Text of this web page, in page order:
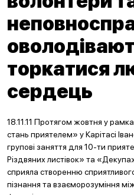
торкатися
сердець
18.11.11 Протягом жовтня у
стань приятелем» у Карітасі
групові заняття для 10-ти
Різдвяних листівок» та
сприяла створенню
пізнання та взаєморозуміння